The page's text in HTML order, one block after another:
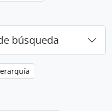
búsqueda